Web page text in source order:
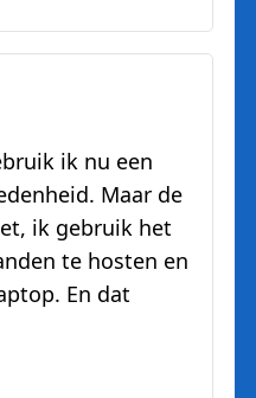
ik nu een
Maar de
ik gebruik het
te hosten en
En dat